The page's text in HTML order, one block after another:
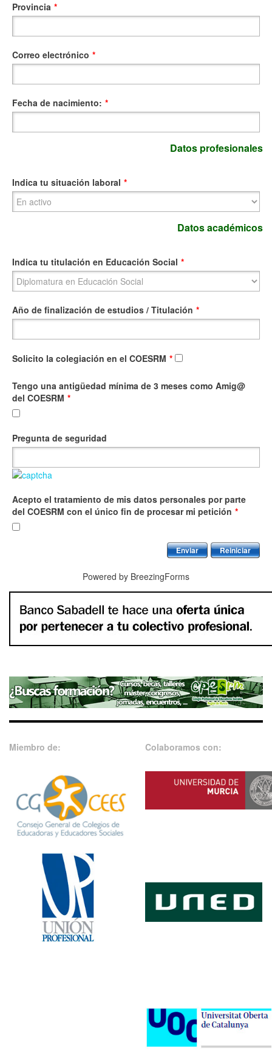
Provincia *
Correo electrónico *
Fecha de nacimiento: *
Datos profesionales
Indica tu situación laboral *
Datos académicos
Indica tu titulación en Educación Social *
Año de finalización de estudios / Titulación *
Solicito la colegiación en el COESRM *
Tengo una antigüedad mínima de 3 meses como Amig@
del COESRM *
Pregunta de seguridad
Acepto el tratamiento de mis datos personales por parte
del COESRM con el único fin de procesar mi petición *
Reiniciar
Enviar
Powered by BreezingForms
Miembro de: Colaboramos con: